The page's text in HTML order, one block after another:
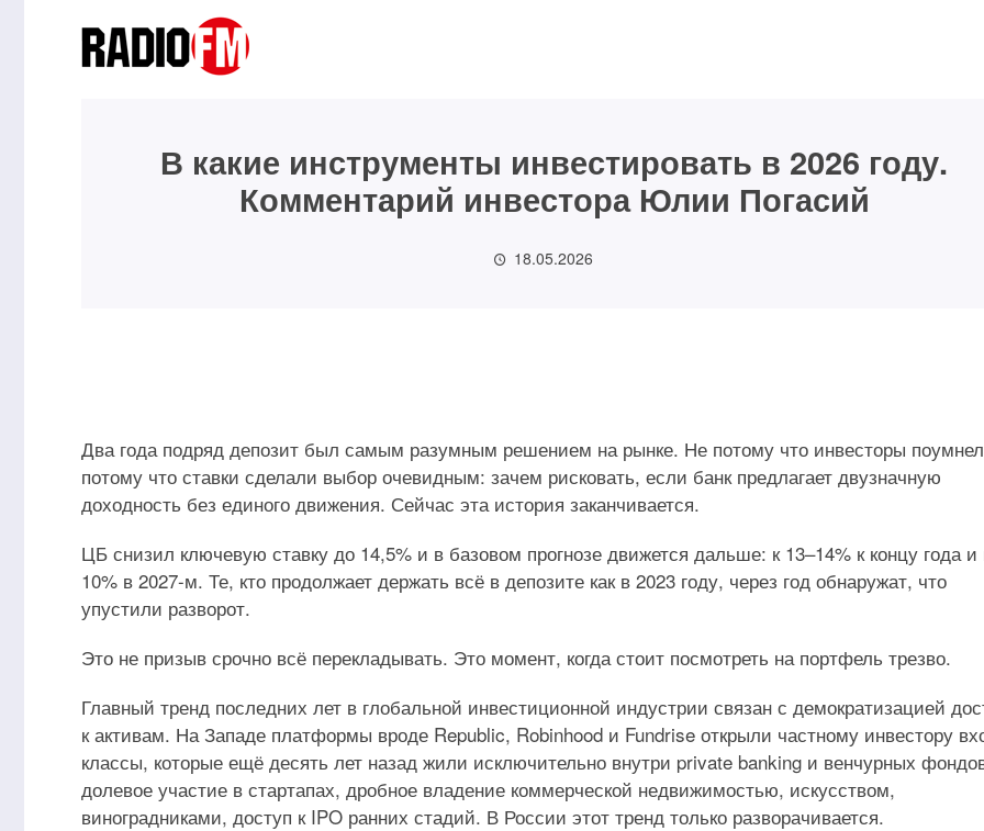
В какие инструменты инвестировать в 2026 году.
Комментарий инвестора Юлии Погасий
18.05.2026
Два года подряд депозит был самым разумным решением на рынке. Не потому что инвесторы
потому что ставки сделали выбор очевидным: зачем рисковать, если банк предлагает двузначную
доходность без единого движения. Сейчас эта история заканчивается.
ЦБ снизил ключевую ставку до 14,5% и в базовом прогнозе движется дальше: к 13–14% к концу года и
10% в 2027-м. Те, кто продолжает держать всё в депозите как в 2023 году, через год обнаружат, что
упустили разворот.
Это не призыв срочно всё перекладывать. Это момент, когда стоит посмотреть на портфель трезво.
Главный тренд последних лет в глобальной инвестиционной индустрии связан с демократизацией
к активам. На Западе платформы вроде Republic, Robinhood и Fundrise открыли частному инвестору
классы, которые ещё десять лет назад жили исключительно внутри private banking и венчурных
долевое участие в стартапах, дробное владение коммерческой недвижимостью, искусством,
виноградниками, доступ к IPO ранних стадий. В России этот тренд только разворачивается.